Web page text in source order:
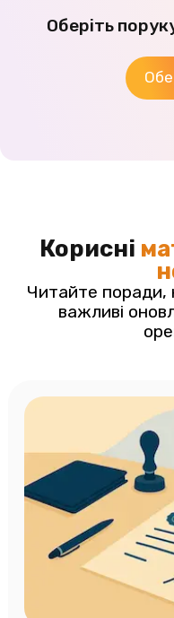
Оберіть
Корисні
Читайте поради,
важливі